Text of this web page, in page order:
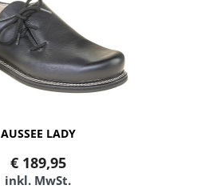
AUSSEE LADY
€189,95
inkl. MwSt.